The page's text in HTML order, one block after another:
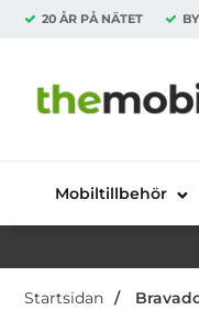
20 ÅR PÅ NÄTET
Mobiltillbehör
Startsidan